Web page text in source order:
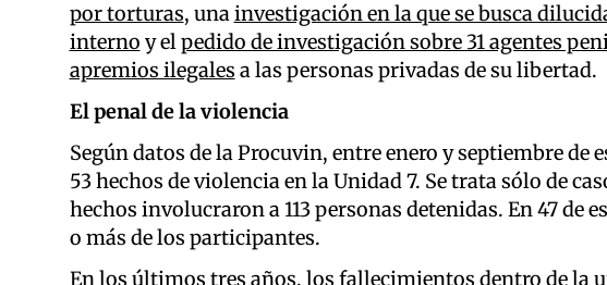
por torturas, unainvestigación en la que se busca
interno y elpedido de investigación sobre 31 agentes
apremios ilegales a las personas privadas de su libertad.
El penal de la violencia
Según datos de la Procuvin, entre enero y septiembre de
53 hechos de violencia en la Unidad 7. Se trata sólo de
hechos involucraron a 113 personas detenidas. En 47 de
o más de los participantes.
En los últimos tres años, los fallecimientos dentro de la